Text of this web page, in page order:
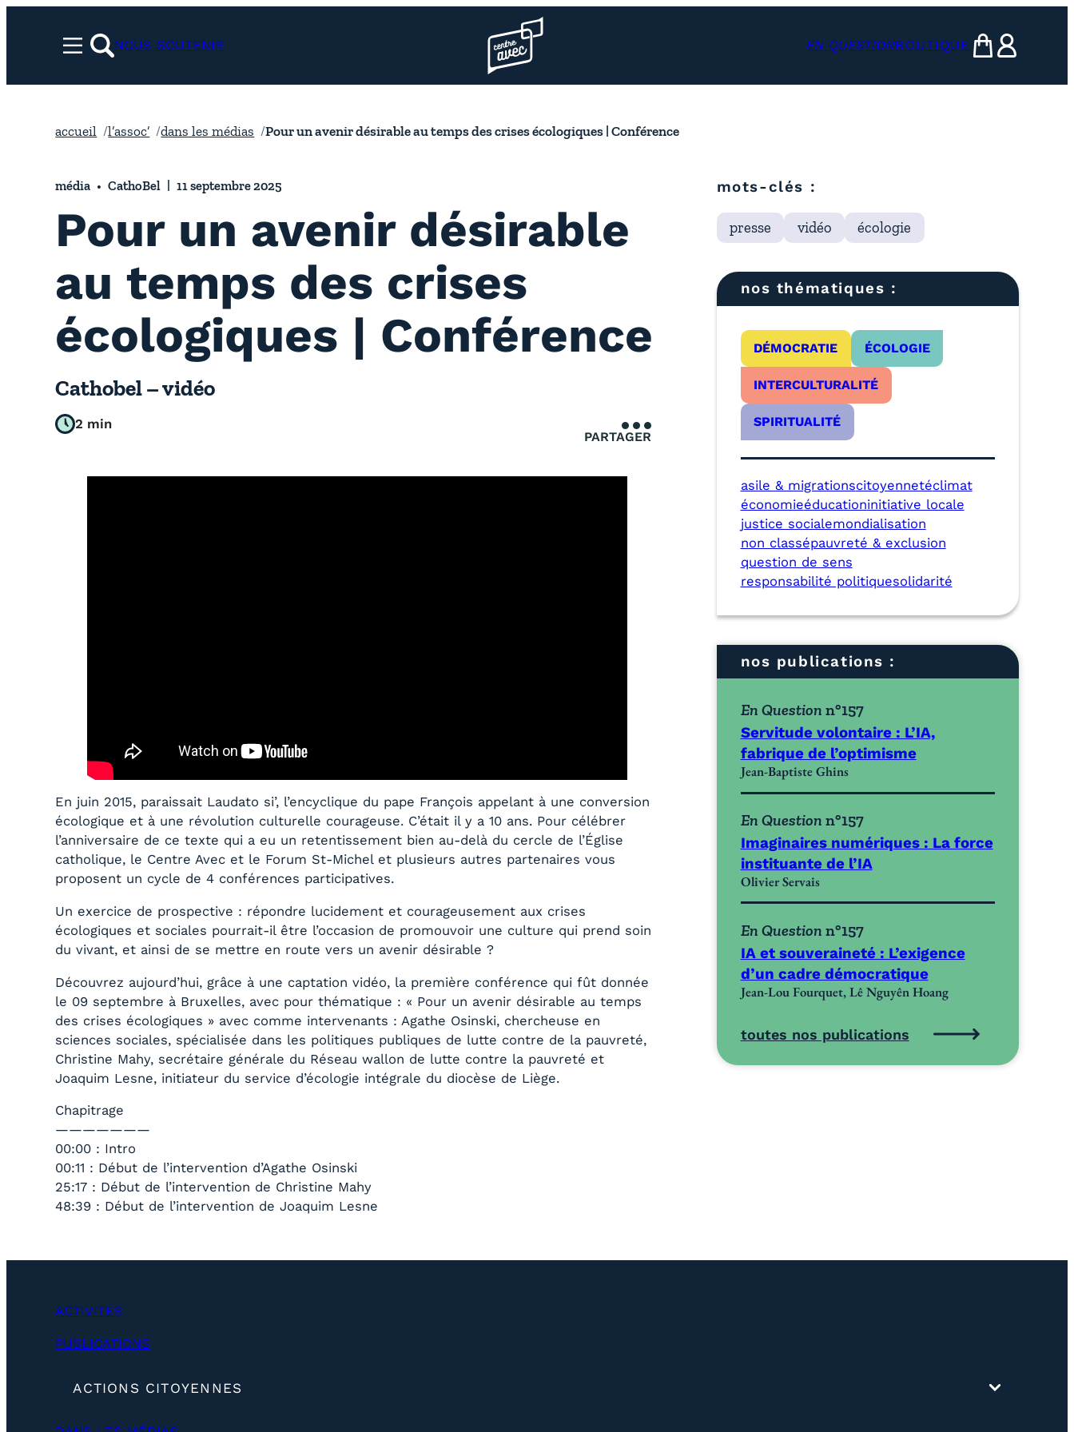
Menurechercher
NOUS SOUTENIR
Page d’accueil l’association
EN QUESTIONBOUTIQUE
mon panier
ma compte
accueil l’assoc’ dans les médias Pour un avenir désirable au temps des crises écologiques | Conférence
média CathoBel 11 septembre 2025
Pour un avenir désirable
au temps des crises
écologiques | Conférence
Cathobel – vidéo
2 min
PARTAGER
En juin 2015, paraissait Laudato si’, l’encyclique du pape François appelant à une conversion
écologique et à une révolution culturelle courageuse. C’était il y a 10 ans. Pour célébrer
l’anniversaire de ce texte qui a eu un retentissement bien au-delà du cercle de l’Église
catholique, le Centre Avec et le Forum St-Michel et plusieurs autres partenaires vous
proposent un cycle de 4 conférences participatives.
Un exercice de prospective : répondre lucidement et courageusement aux crises
écologiques et sociales pourrait-il être l’occasion de promouvoir une culture qui prend soin
du vivant, et ainsi de se mettre en route vers un avenir désirable ?
Découvrez aujourd’hui, grâce à une captation vidéo, la première conférence qui fût donnée
le 09 septembre à Bruxelles, avec pour thématique : « Pour un avenir désirable au temps
des crises écologiques » avec comme intervenants : Agathe Osinski, chercheuse en
sciences sociales, spécialisée dans les politiques publiques de lutte contre de la pauvreté,
Christine Mahy, secrétaire générale du Réseau wallon de lutte contre la pauvreté et
Joaquim Lesne, initiateur du service d’écologie intégrale du diocèse de Liège.
Chapitrage
———————
00:00 : Intro
00:11 : Début de l’intervention d’Agathe Osinski
25:17 : Début de l’intervention de Christine Mahy
48:39 : Début de l’intervention de Joaquim Lesne
mots-clés :
presse vidéo écologie
nos thématiques :
DÉMOCRATIE ÉCOLOGIE
INTERCULTURALITÉ
SPIRITUALITÉ
asile & migrationscitoyennetéclimat
économieéducationinitiative locale
justice socialemondialisation
non classépauvreté & exclusion
question de sens
responsabilité politiquesolidarité
nos publications :
Servitude volontaire : L’IA,
fabrique de l’optimisme
En Question n°157
Jean-Baptiste Ghins
Imaginaires numériques : La force
instituante de l’IA
En Question n°157
Olivier Servais
IA et souveraineté : L’exigence
d’un cadre démocratique
En Question n°157
Jean-Lou Fourquet, Lê Nguyên Hoang
toutes nos publications
ACTIVITÉS
PUBLICATIONS
ACTIONS CITOYENNES